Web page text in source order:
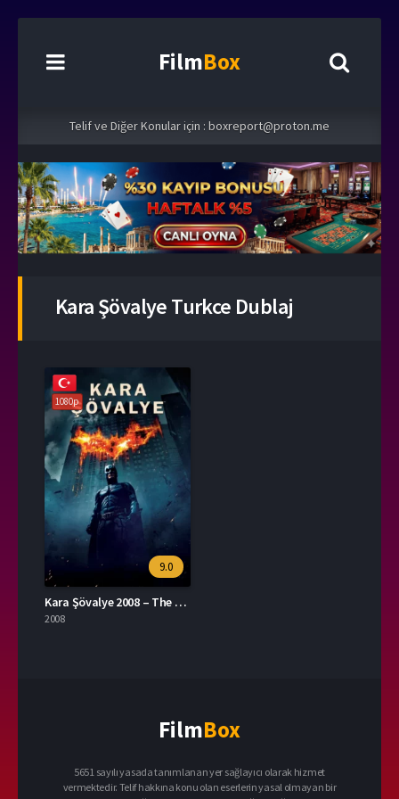
FilmBox
Telif ve Diğer Konular için : boxreport@proton.me
Kara Şövalye Turkce Dublaj
1080p
9.0
Kara Şövalye 2008 – The Dark Knight 1080p Turkce Dublaj izle
2008
FilmBox
5651 sayılı yasada tanımlanan yer sağlayıcı olarak hizmet
vermektedir. Telif hakkına konu olan eserlerin yasal olmayan bir